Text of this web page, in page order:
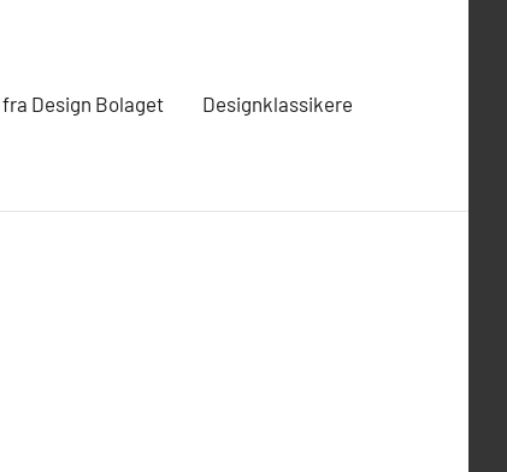
Design Bolaget Designklassikere